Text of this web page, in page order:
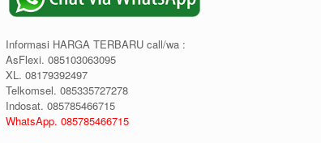
Informasi HARGA TERBARU call/wa :
AsFlexi. 085103063095
XL. 08179392497
Telkomsel. 085335727278
Indosat. 085785466715
WhatsApp. 085785466715